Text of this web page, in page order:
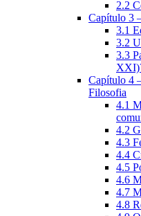
2.2
Capítulo 3
3.1
3.2
3.3
Capítulo 4
Filosofia
4.1
4.2
4.3
4.4
4.5
4.6
4.7
4.8